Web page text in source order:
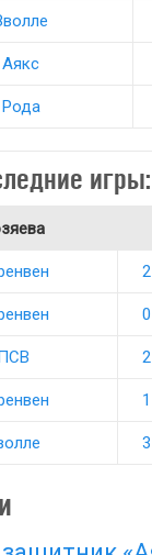
Аякс
Рода